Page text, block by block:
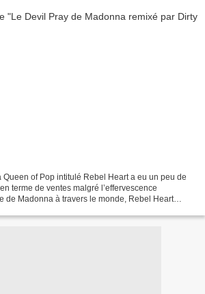
of Pop intitulé Rebel Heart a eu un peu de
terme de ventes malgré l’effervescence
de Madonna à travers le monde, Rebel Heart